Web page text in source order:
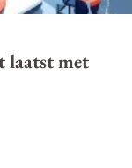
laatst met